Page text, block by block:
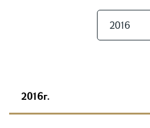
2016
2016г.